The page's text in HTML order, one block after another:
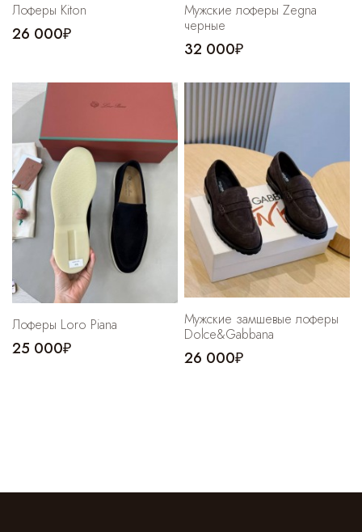
Лоферы Kiton
26 000₽
Мужские лоферы Zegna
черные
32 000₽
Лоферы Loro Piana
25 000₽
Мужские замшевые лоферы
Dolce&Gabbana
26 000₽